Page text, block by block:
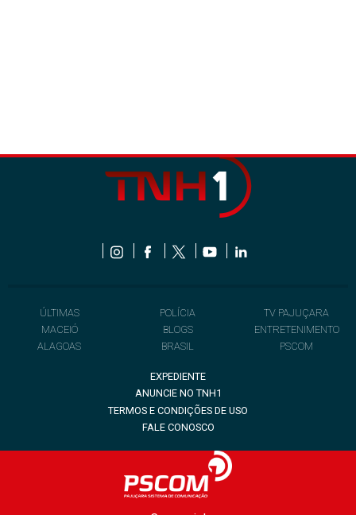
ÚLTIMAS
MACEIÓ
ALAGOAS
POLÍCIA
BLOGS
BRASIL
TV PAJUÇARA
ENTRETENIMENTO
PSCOM
EXPEDIENTE
ANUNCIE NO TNH1
TERMOS E CONDIÇÕES DE USO
FALE CONOSCO